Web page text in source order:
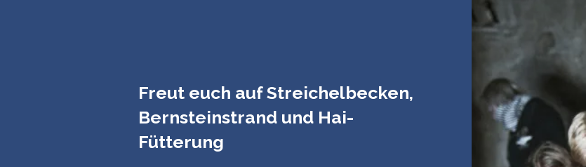
Freut euch auf Streichelbecken,
Bernsteinstrand und Hai-
Fütterung